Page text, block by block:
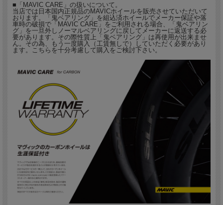
■「MAVIC CARE」の扱いについて。
当店では日本国内正規品のMAVICホイールを販売させていただいて
おります。「鬼ベアリング」を組込済ホイールでメーカー保証や落
車時の破損で「MAVIC CARE」をご利用される場合、「鬼ベアリン
グ」を一旦外しノーマルベアリングに戻してメーカーに返送する必
要があります。その際性質上「鬼ベアリング」は再使用が出来ませ
ん。その為、もう一度購入（工賃無しで）していただく必要があり
ます。こちらを十分考慮して購入をご検討下さい。